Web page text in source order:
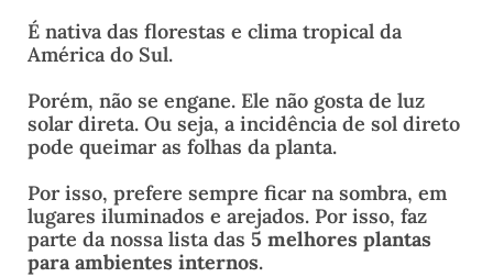
É nativa das florestas e clima tropical da
América do Sul.
Porém, não se engane. Ele não gosta de luz
solar direta. Ou seja, a incidência de sol direto
pode queimar as folhas da planta.
Por isso, prefere sempre ficar na sombra, em
lugares iluminados e arejados. Por isso, faz
parte da nossa lista das 5 melhores plantas
para ambientes internos.